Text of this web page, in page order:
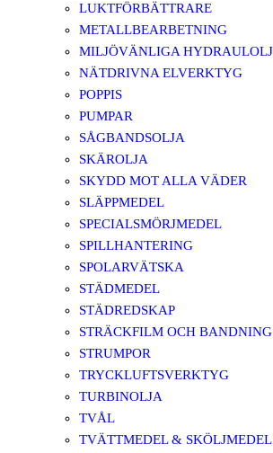
LUKTFÖRBÄTTRARE
METALLBEARBETNING
MILJÖVÄNLIGA
NÄTDRIVNA ELVERKTYG
POPPIS
PUMPAR
SÅGBANDSOLJA
SKÄROLJA
SKYDD MOT ALLA VÄDER
SLÄPPMEDEL
SPECIALSMÖRJMEDEL
SPILLHANTERING
SPOLARVÄTSKA
STÄDMEDEL
STÄDREDSKAP
STRÄCKFILM OCH BANDNING
STRUMPOR
TRYCKLUFTSVERKTYG
TURBINOLJA
TVÅL
TVÄTTMEDEL & SKÖLJMEDEL